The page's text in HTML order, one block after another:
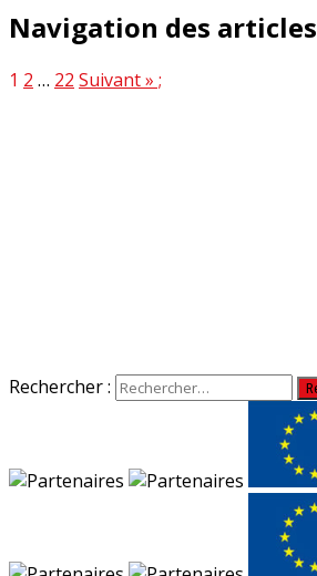
Navigation des articles
1 2 … 22 Suivant » ;
Rechercher :